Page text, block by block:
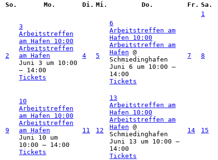
So.
Mo. Di. Mi. Do. Fr. Sa.
1
2
3
Arbeitstreffen
am Hafen 10:00
Arbeitstreffen
am Hafen
Juni 3 um 10:00
– 14:00
Tickets
4 5
6
Arbeitstreffen am
Hafen 10:00
Arbeitstreffen am
Hafen @
Schmiedinghafen
Juni 6 um 10:00 –
14:00
Tickets
7 8
9
10
Arbeitstreffen
am Hafen 10:00
Arbeitstreffen
am Hafen
Juni 10 um
10:00 – 14:00
Tickets
11 12
13
Arbeitstreffen am
Hafen 10:00
Arbeitstreffen am
Hafen @
Schmiedinghafen
Juni 13 um 10:00 –
14:00
Tickets
14 15